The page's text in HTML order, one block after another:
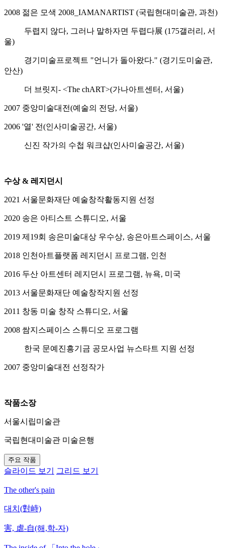
2008 젊은 모색 2008_IAMANARTIST (국립현대미술관, 과천)
두렵지 않다, 그러나 말하자면 두렵다展 (175갤러리, 서
울)
경기미술프로젝트 "언니가 돌아왔다." (경기도미술관,
안산)
더 브릿지- <The chART>(가나아트센터, 서울)
2007 중앙미술대전(예술의 전당, 서울)
2006 '열' 전(인사미술공간, 서울)
신진 작가의 수첩 워크샵(인사미술공간, 서울)
수상 & 레지던시
2021 서울문화재단 예술창작활동지원 선정
2020 송은 아티스트 스튜디오, 서울
2019 제19회 송은미술대상 우수상, 송은아트스페이스, 서울
2018 인천아트플랫폼 레지던시 프로그램, 인천
2016 두산 아트센터 레지던시 프로그램, 뉴욕, 미국
2013 서울문화재단 예술창작지원 선정
2011 창동 미술 창작 스튜디오, 서울
2008 쌈지스페이스 스튜디오 프로그램
한국 문예진흥기금 공모사업 뉴스타트 지원 선정
2007 중앙미술대전 선정작가
작품소장
서울시립미술관
국립현대미술관 미술은행
주요 작품
슬라이드 보기 그리드 보기
The other's pain
대치(對峙)
害, 虐-自(해,학-자)